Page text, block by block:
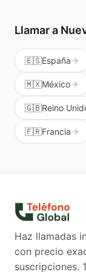
Llamar a
🇪🇸España
🇲🇽México
🇬🇧Reino
🇫🇷Francia
Haz llamadas
con precio
suscripciones.